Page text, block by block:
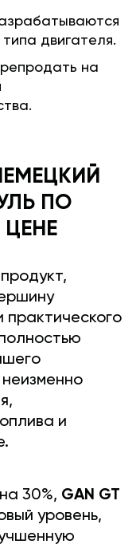
двигателя.
на
ПО
практического
и
30%, GAN GT
уровень,